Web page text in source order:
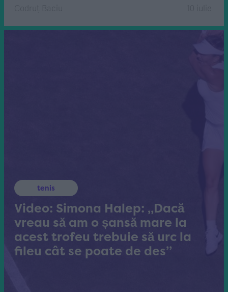
tenis
Video: Simona Halep: „Dacă
vreau să am o șansă mare la
acest trofeu trebuie să urc la
fileu cât se poate de des”